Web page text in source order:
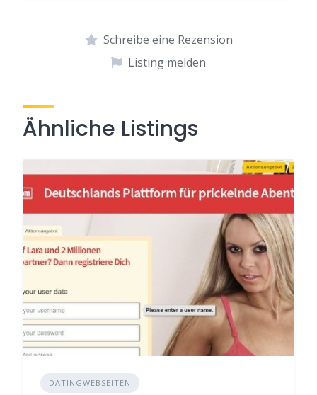
Schreibe eine Rezension
Listing melden
Ähnliche Listings
DATINGWEBSEITEN